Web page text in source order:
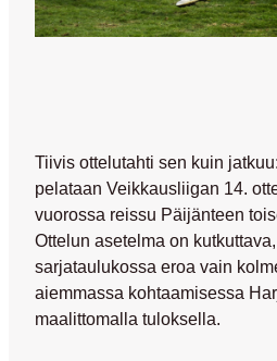
Tiivis ottelutahti sen kuin
pelataan Veikkausliigan 14.
vuorossa reissu Päijänteen
Ottelun asetelma on
sarjataulukossa eroa vain
aiemmassa kohtaamisessa
maalittomalla tuloksella.